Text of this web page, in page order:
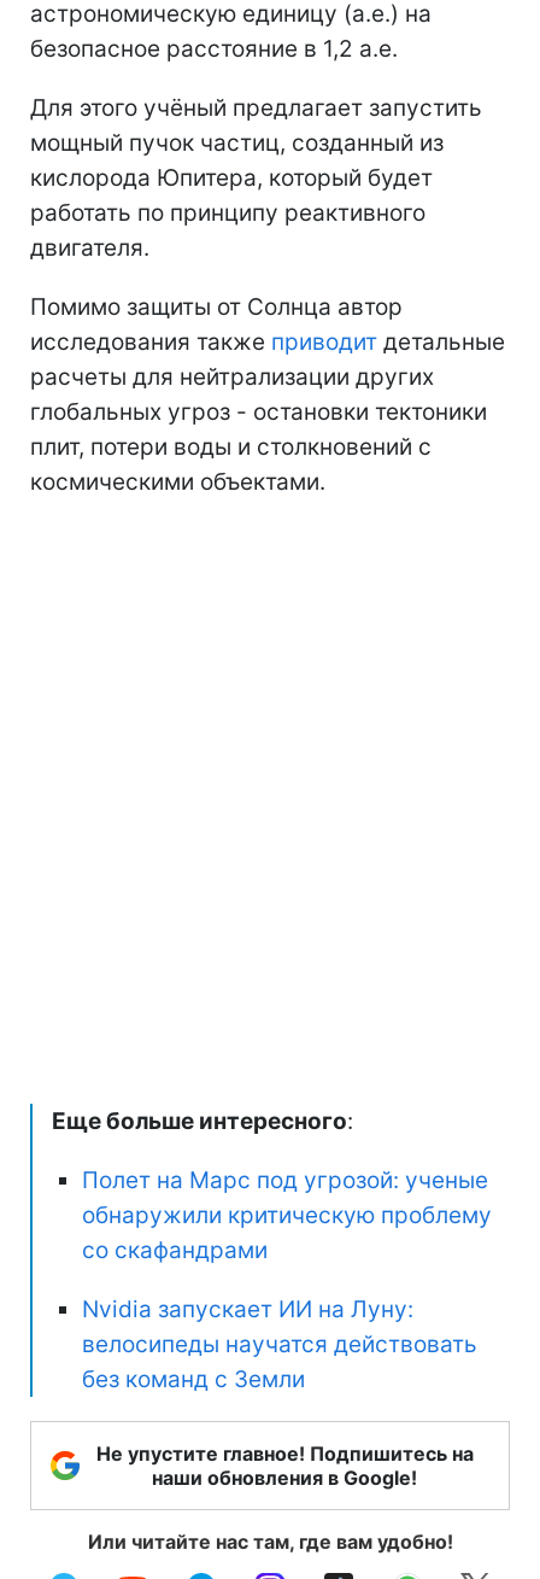
астрономическую единицу (а.е.) на
безопасное расстояние в 1,2 а.е.
Для этого учёный предлагает запустить
мощный пучок частиц, созданный из
кислорода Юпитера, который будет
работать по принципу реактивного
двигателя.
Помимо защиты от Солнца автор
исследования также приводит детальные
расчеты для нейтрализации других
глобальных угроз - остановки тектоники
плит, потери воды и столкновений с
космическими объектами.
Еще больше интересного:
Полет на Марс под угрозой: ученые
обнаружили критическую проблему
со скафандрами
Nvidia запускает ИИ на Луну:
велосипеды научатся действовать
без команд с Земли
Не упустите главное! Подпишитесь на
наши обновления в Google!
Или читайте нас там, где вам удобно!